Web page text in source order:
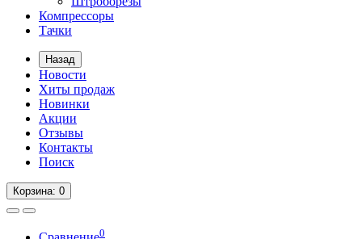
Компрессоры
Тачки
Назад
Новости
Хиты продаж
Новинки
Акции
Отзывы
Контакты
Поиск
Корзина: 0
0